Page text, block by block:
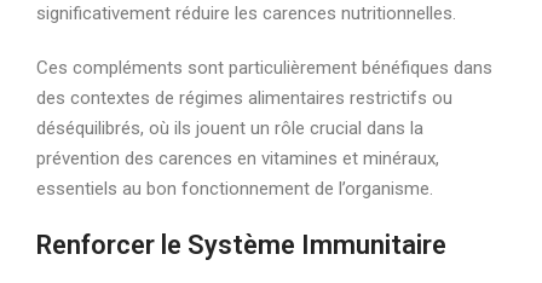
significativement réduire les carences nutritionnelles.
Ces compléments sont particulièrement bénéfiques dans
des contextes de régimes alimentaires restrictifs ou
déséquilibrés, où ils jouent un rôle crucial dans la
prévention des carences en vitamines et minéraux,
essentiels au bon fonctionnement de l’organisme.
Renforcer le Système Immunitaire